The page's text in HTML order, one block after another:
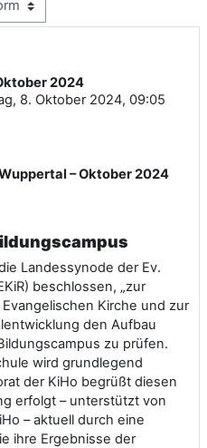
2024
8. Oktober 2024, 09:05
– Oktober 2024
Landessynode der Ev.
beschlossen, „zur
Kirche und zur
den Aufbau
zu prüfen.
wird grundlegend
der KiHo begrüßt diesen
erfolgt – unterstützt von
– aktuell durch eine
ihre Ergebnisse der